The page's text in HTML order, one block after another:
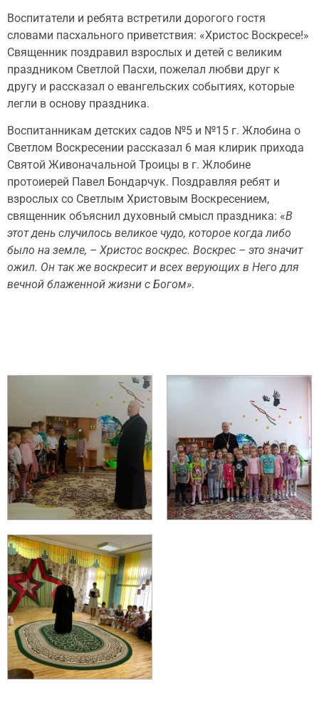
Воспитатели и ребята встретили дорогого гостя
словами пасхального приветствия: «Христос Воскресе!»
Священник поздравил взрослых и детей с великим
праздником Светлой Пасхи, пожелал любви друг к
другу и рассказал о евангельских событиях, которые
легли в основу праздника.
Воспитанникам детских садов №5 и №15 г. Жлобина о
Светлом Воскресении рассказал 6 мая клирик прихода
Святой Живоначальной Троицы в г. Жлобине
протоиерей Павел Бондарчук. Поздравляя ребят и
взрослых со Светлым Христовым Воскресением,
священник объяснил духовный смысл праздника: «В
этот день случилось великое чудо, которое когда либо
было на земле, – Христос воскрес. Воскрес – это значит
ожил. Он так же воскресит и всех верующих в Него для
вечной блаженной жизни с Богом».